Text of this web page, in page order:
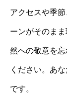
アクセスや季
ーンがそのま
然への敬意を
ください。あ
です。